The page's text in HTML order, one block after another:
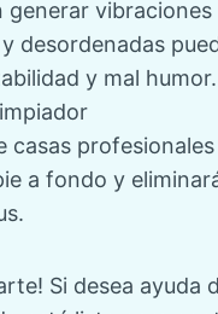
generar
desordenadas
y mal humor.
casas profesionales
a fondo y
Si desea